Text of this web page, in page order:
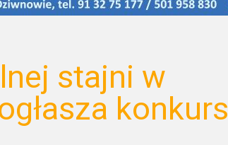
stajni w
konkurs